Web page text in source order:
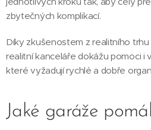
zbytečných komplikací.
Díky zkušenostem z realitního
realitní kanceláře dokážu pomoci i
které vyžadují rychlé a dobře
Jaké garáže